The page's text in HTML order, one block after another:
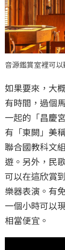
音源鑑賞室裡可
如果要來，大
有時間，過個
一起的「昌慶
有「東闕」美
聯合國教科文
遊。另外，民
可以在這欣賞
樂器表演。有
一個小時可以
相當便宜。